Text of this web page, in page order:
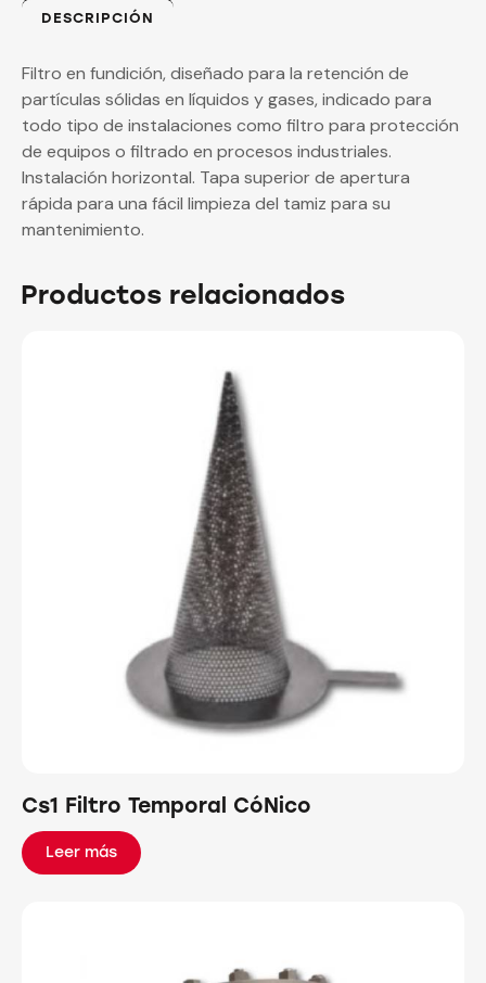
DESCRIPCIÓN
Filtro en fundición, diseñado para la retención de
partículas sólidas en líquidos y gases, indicado para
todo tipo de instalaciones como filtro para protección
de equipos o filtrado en procesos industriales.
Instalación horizontal. Tapa superior de apertura
rápida para una fácil limpieza del tamiz para su
mantenimiento.
Productos relacionados
Cs1 Filtro Temporal CóNico
Leer más